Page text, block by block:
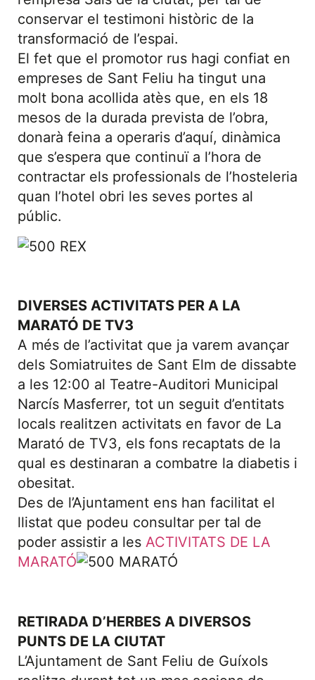
conservar el testimoni històric de la
transformació de l’espai.
El fet que el promotor rus hagi confiat en
empreses de Sant Feliu ha tingut una
molt bona acollida atès que, en els 18
mesos de la durada prevista de l’obra,
donarà feina a operaris d’aquí, dinàmica
que s’espera que continuï a l’hora de
contractar els professionals de l’hosteleria
quan l’hotel obri les seves portes al
públic.
DIVERSES ACTIVITATS PER A LA
MARATÓ DE TV3
A més de l’activitat que ja varem avançar
dels Somiatruites de Sant Elm de dissabte
a les 12:00 al Teatre-Auditori Municipal
Narcís Masferrer, tot un seguit d’entitats
locals realitzen activitats en favor de La
Marató de TV3, els fons recaptats de la
qual es destinaran a combatre la diabetis i
obesitat.
Des de l’Ajuntament ens han facilitat el
llistat que podeu consultar per tal de
poder assistir a les ACTIVITATS DE LA
MARATÓ
RETIRADA D’HERBES A DIVERSOS
PUNTS DE LA CIUTAT
L’Ajuntament de Sant Feliu de Guíxols